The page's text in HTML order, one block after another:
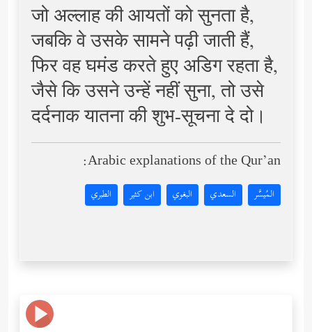
जो अल्लाह की आयतों को सुनता है,
जबकि वे उसके सामने पढ़ी जाती हैं,
फिर वह घमंड करते हुए अडिग रहता है,
जैसे कि उसने उन्हें नहीं सुना, तो उसे
दर्दनाक यातना की शुभ-सूचना दे दो।
Arabic explanations of the Qur’an:
المُيسَّر السعدي البغوي ابن كثير الطبري